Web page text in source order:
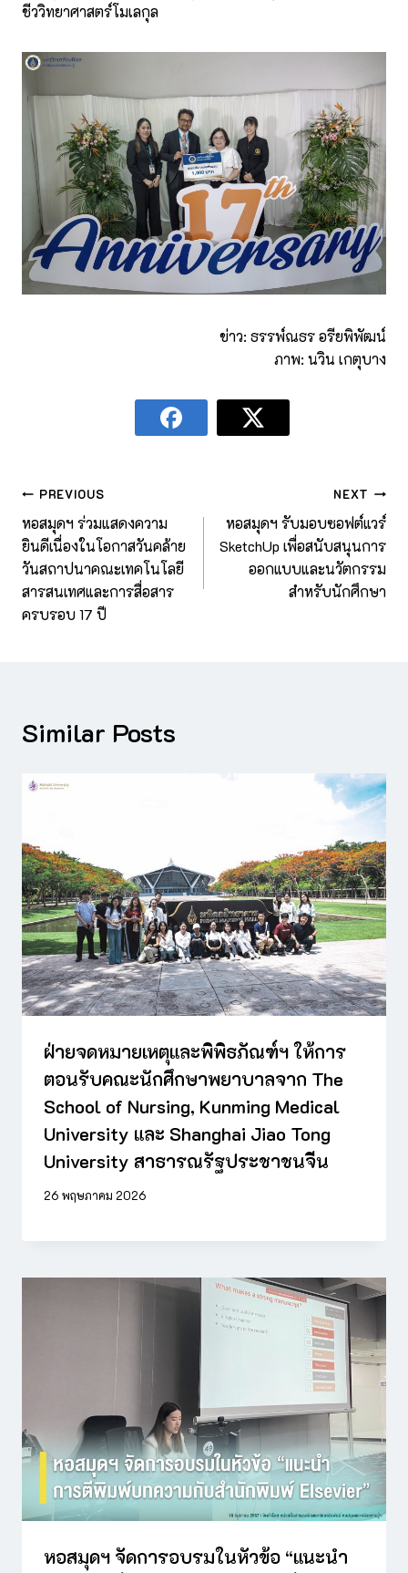
ชีววิทยาศาสตร์โมเลกุล
ข่าว: ธรรพ์ณธร อรียพิพัฒน์
ภาพ: นวิน เกตุบาง
PREVIOUS
หอสมุดฯ ร่วมแสดงความ
ยินดีเนื่องในโอกาสวันคล้าย
วันสถาปนาคณะเทคโนโลยี
สารสนเทศและการสื่อสาร
ครบรอบ 17 ปี
NEXT
หอสมุดฯ รับมอบซอฟต์แวร์
SketchUp เพื่อสนับสนุนการ
ออกแบบและนวัตกรรม
สำหรับนักศึกษา
Similar Posts
ฝ่ายจดหมายเหตุและพิพิธภัณฑ์ฯ ให้การ
ตอนรับคณะนักศึกษาพยาบาลจาก The
School of Nursing, Kunming Medical
University และ Shanghai Jiao Tong
University สาธารณรัฐประชาชนจีน
26 พฤษภาคม 2026
หอสมุดฯ จัดการอบรมในหัวข้อ “แนะนำ